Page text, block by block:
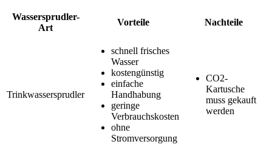
Wassersprudler-
Art
Vorteile Nachteile
Trinkwassersprudler
schnell frisches
Wasser
kostengünstig
einfache
Handhabung
geringe
Verbrauchskosten
ohne
Stromversorgung
CO2-
Kartusche
muss gekauft
werden